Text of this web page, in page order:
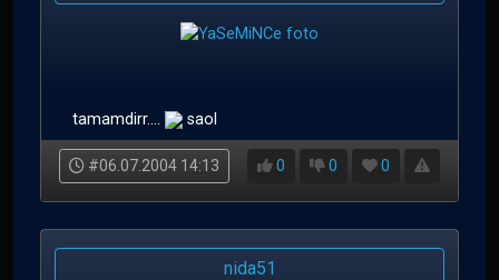
tamamdirr.... saol
#06.07.2004 14:13 0 0 0
nida51